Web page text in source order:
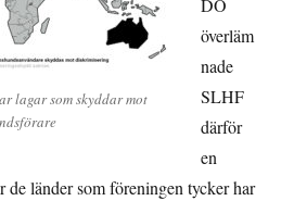
lagar som skyddar mot
DO
överläm
nade
SLHF
därför
en
de länder som föreningen tycker har